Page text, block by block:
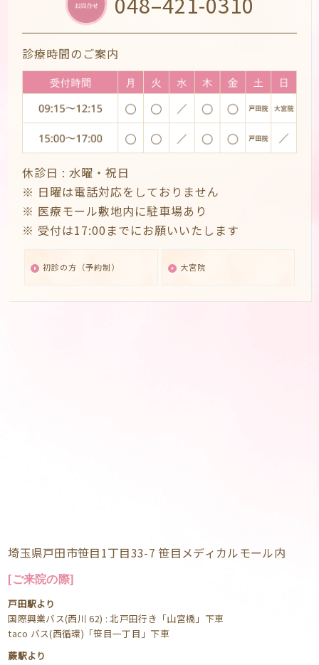
診療時間のご案内
休診日 : 水曜・祝日
※ 日曜は電話対応をしておりません
※ 医療モール敷地内に駐車場あり
※ 受付は17:00までにお願いいたします
初診の方（予約制） 大宮院
埼玉県戸田市笹目1丁目33-7 笹目メディカルモール内
[ご来院の際]
戸田駅より
国際興業バス(西川 62) : 北戸田行き「山宮橋」下車
taco バス(西循環)「笹目一丁目」下車
蕨駅より